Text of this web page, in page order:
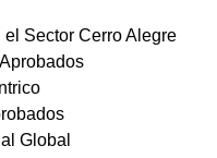
Sector Cerro Alegre
Global